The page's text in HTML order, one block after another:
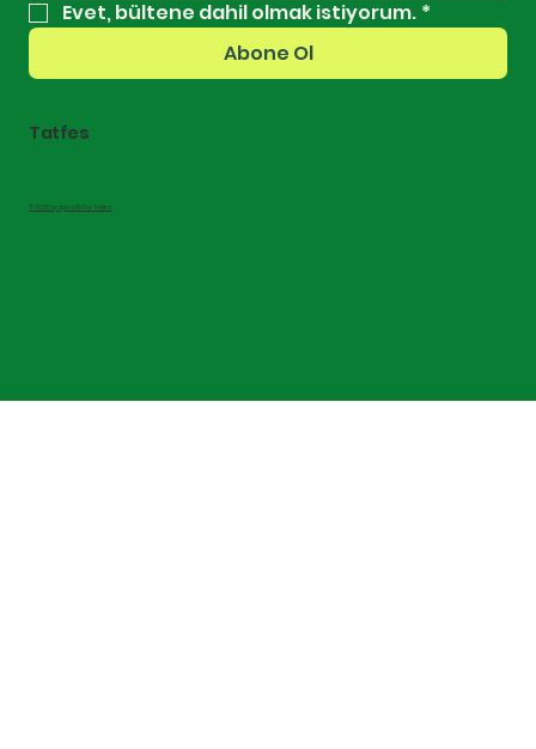
Evet, bültene dahil olmak istiyorum. *
Abone Ol
Tatfes
© 2025 by AjansRU For Tatfes